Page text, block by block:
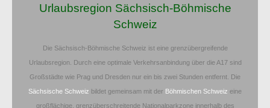
Urlaubsregion Sächsisch-Böhmische
Schweiz
Die Sächsisch-Böhmische Schweiz ist eine grenzübergreifende
Urlaubsregion. Durch eine optimale Verkehrsanbindung über die A17 sind
Großstädte wie Prag und Dresden nur ein bis zwei Stunden entfernt. Die
Sächsische Schweiz bildet gemeinsam mit der Böhmischen Schweiz eine
großflächige, grenzüberschreitende Nationalparkzone innerhalb des